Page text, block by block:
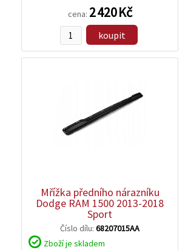
cena: 2 420 Kč
koupit
Mřížka předního nárazníku
Dodge RAM 1500 2013-2018
Sport
Číslo dílu:68207015AA
Zboží je skladem